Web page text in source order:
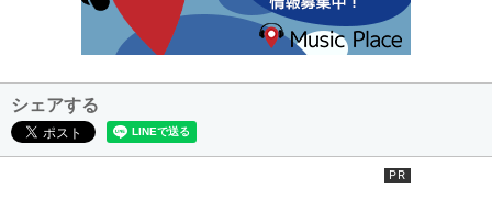
シェアする